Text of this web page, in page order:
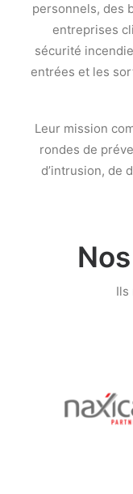
personnels, des
entreprises
sécurité
entrées et les
Leur mission
rondes de
d’intrusion, de
Ils